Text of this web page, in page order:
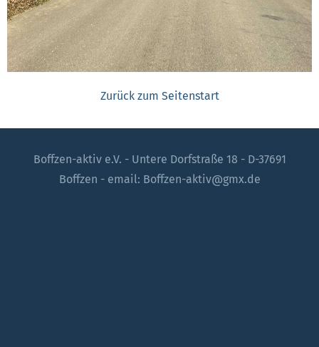
Zurück zum Seitenstart
Boffzen-aktiv e.V. - Untere Dorfstraße 18 - D-37691
Boffzen - email: Boffzen-aktiv@gmx.de